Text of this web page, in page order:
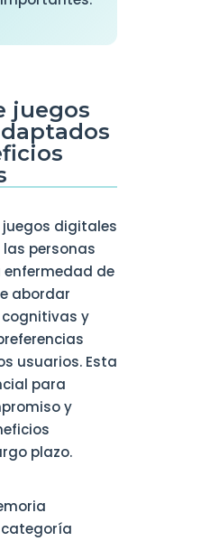
juegos
digitales
personas
de
abordar
y
usuarios. Esta
para
y
plazo.